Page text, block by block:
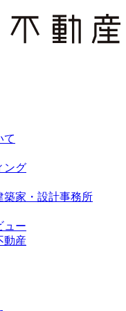
て
ング
築家・設計事務所
ュー
動産